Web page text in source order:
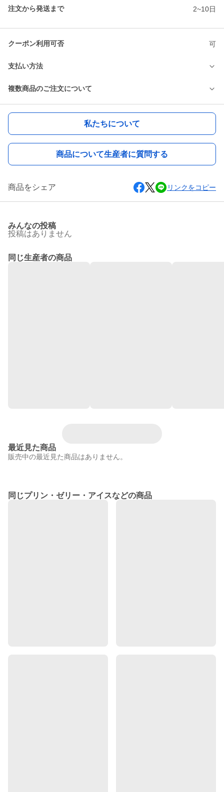
注文から発送まで 2~10日
クーポン利用可否 可
支払い方法
複数商品のご注文について
私たちについて
商品について生産者に質問する
商品をシェア リンクをコピー
みんなの投稿
投稿はありません
同じ生産者の商品
最近見た商品
販売中の最近見た商品はありません。
同じプリン・ゼリー・アイスなどの商品